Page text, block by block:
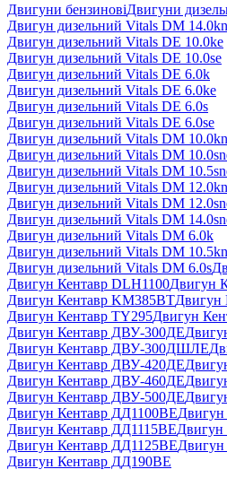
Двигуни бензиновіДвигуни
Двигyн дизельний Vitals DM
Двигун дизельний Vitals DE 10.0ke
Двигун дизельний Vitals DE 10.0se
Двигун дизельний Vitals DE 6.0k
Двигун дизельний Vitals DE 6.0ke
Двигун дизельний Vitals DE 6.0s
Двигун дизельний Vitals DE 6.0se
Двигун дизельний Vitals DM
Двигун дизельний Vitals DM
Двигун дизельний Vitals DM
Двигун дизельний Vitals DM
Двигун дизельний Vitals DM
Двигун дизельний Vitals DM
Двигун дизельний Vitals DM 6.0k
Двигун дизельний Vitals DM
Двигун дизельний Vitals DM 6.0s
Двигун Кентавр DLH1100Двигун
Двигун Кентавр KM385BTДвигун
Двигун Кентавр TY295Двигун
Двигун Кентавр ДВУ-300ДЕ
Двигун Кентавр ДВУ-300ДШЛЕ
Двигун Кентавр ДВУ-420ДЕ
Двигун Кентавр ДВУ-460ДЕ
Двигун Кентавр ДВУ-500ДЕ
Двигун Кентавр ДД1100ВЕ
Двигун Кентавр ДД1115ВЕДвигун
Двигун Кентавр ДД1125ВЕ
Двигун Кентавр ДД190ВЕ